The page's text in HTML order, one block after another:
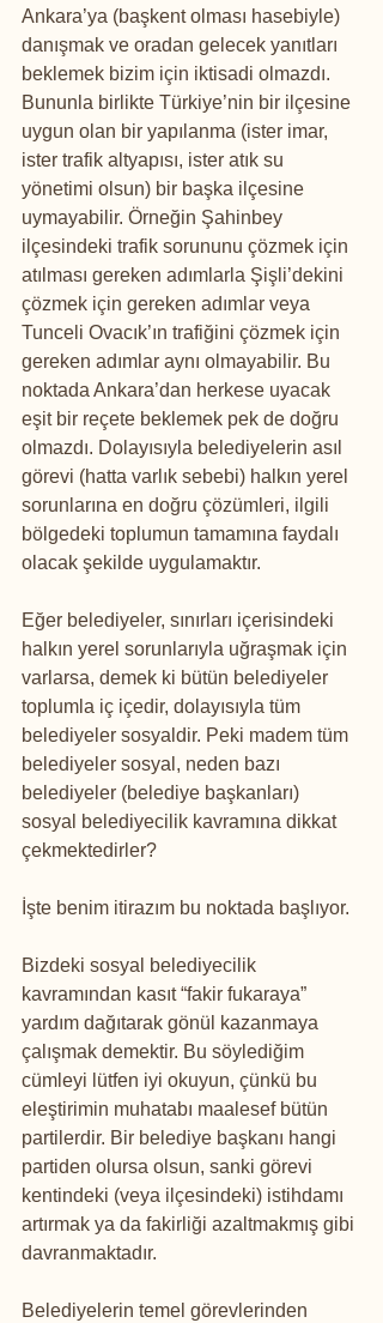
Ankara’ya (başkent olması hasebiyle)
danışmak ve oradan gelecek yanıtları
beklemek bizim için iktisadi olmazdı.
Bununla birlikte Türkiye’nin bir ilçesine
uygun olan bir yapılanma (ister imar,
ister trafik altyapısı, ister atık su
yönetimi olsun) bir başka ilçesine
uymayabilir. Örneğin Şahinbey
ilçesindeki trafik sorununu çözmek için
atılması gereken adımlarla Şişli’dekini
çözmek için gereken adımlar veya
Tunceli Ovacık’ın trafiğini çözmek için
gereken adımlar aynı olmayabilir. Bu
noktada Ankara’dan herkese uyacak
eşit bir reçete beklemek pek de doğru
olmazdı. Dolayısıyla belediyelerin asıl
görevi (hatta varlık sebebi) halkın yerel
sorunlarına en doğru çözümleri, ilgili
bölgedeki toplumun tamamına faydalı
olacak şekilde uygulamaktır.
Eğer belediyeler, sınırları içerisindeki
halkın yerel sorunlarıyla uğraşmak için
varlarsa, demek ki bütün belediyeler
toplumla iç içedir, dolayısıyla tüm
belediyeler sosyaldir. Peki madem tüm
belediyeler sosyal, neden bazı
belediyeler (belediye başkanları)
sosyal belediyecilik kavramına dikkat
çekmektedirler?
İşte benim itirazım bu noktada başlıyor.
Bizdeki sosyal belediyecilik
kavramından kasıt “fakir fukaraya”
yardım dağıtarak gönül kazanmaya
çalışmak demektir. Bu söylediğim
cümleyi lütfen iyi okuyun, çünkü bu
eleştirimin muhatabı maalesef bütün
partilerdir. Bir belediye başkanı hangi
partiden olursa olsun, sanki görevi
kentindeki (veya ilçesindeki) istihdamı
artırmak ya da fakirliği azaltmakmış gibi
davranmaktadır.
Belediyelerin temel görevlerinden